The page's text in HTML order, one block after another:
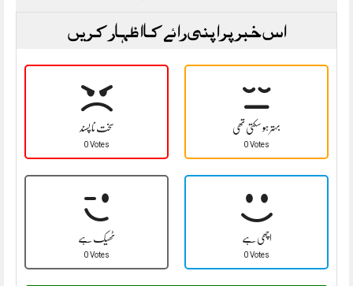
اس خبر پر اپنی رائے کا اظہار کریں
سخت نا پسند
0 Votes
بہتر ہو سکتی تھی
0 Votes
ٹھیک ہے
0 Votes
اچھی ہے
0 Votes